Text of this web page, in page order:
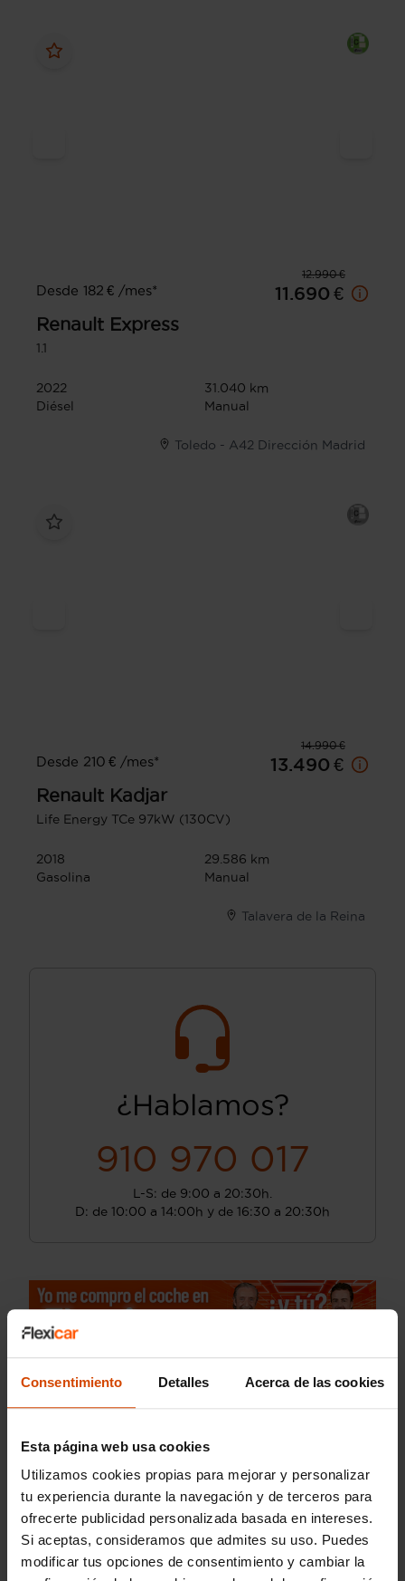
Consentimiento Detalles Acerca de las cookies
Esta página web usa cookies
Utilizamos cookies propias para mejorar y personalizar
tu experiencia durante la navegación y de terceros para
ofrecerte publicidad personalizada basada en intereses.
Si aceptas, consideramos que admites su uso. Puedes
modificar tus opciones de consentimiento y cambiar la
12.990 €
Desde 182 € /mes*
11.690 €
Renault Express
1.1
2022
31.040 km
Diésel
Manual
Toledo - A42 Dirección Madrid
14.990 €
Desde 210 € /mes*
13.490 €
Renault Kadjar
Life Energy TCe 97kW (130CV)
2018
29.586 km
Gasolina
Manual
Talavera de la Reina
¿Hablamos?
910 970 017
L-S: de 9:00 a 20:30h.
D: de 10:00 a 14:00h y de 16:30 a 20:30h